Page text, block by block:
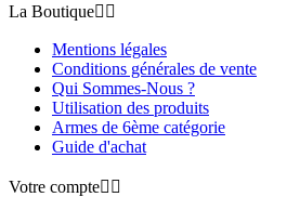
La Boutique 
Mentions légales
Conditions générales de vente
Qui Sommes-Nous ?
Utilisation des produits
Armes de 6ème catégorie
Guide d'achat
Votre compte 